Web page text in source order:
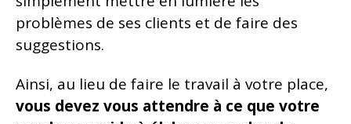
problèmes de ses clients et de faire des
suggestions.
Ainsi, au lieu de faire le travail à votre place,
vous devez vous attendre à ce que votre